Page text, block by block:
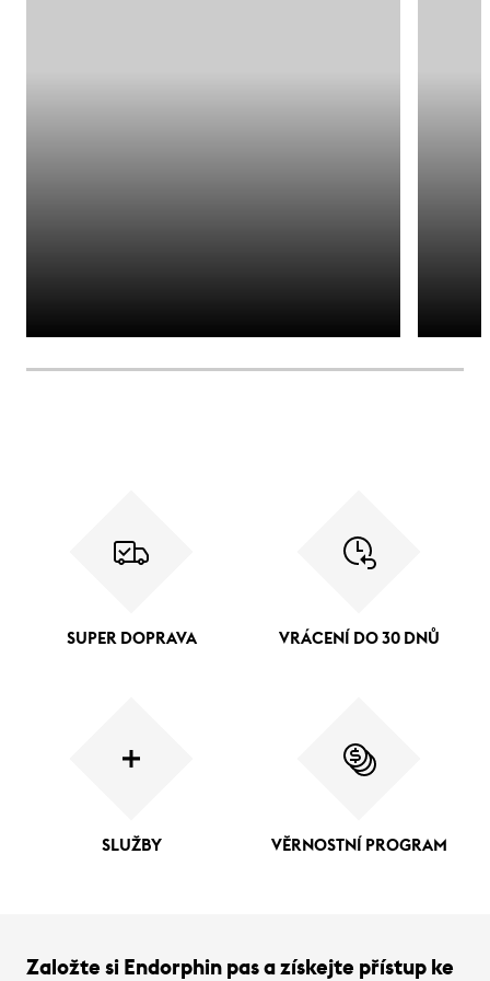
SUPER DOPRAVA VRÁCENÍ DO 30 DNŮ
SLUŽBY VĚRNOSTNÍ PROGRAM
Založte si Endorphin pas a získejte přístup ke